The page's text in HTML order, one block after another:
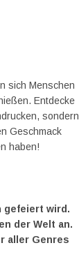
sich Menschen
Entdecke
sondern
Geschmack
haben!
gefeiert wird.
der Welt an.
aller Genres